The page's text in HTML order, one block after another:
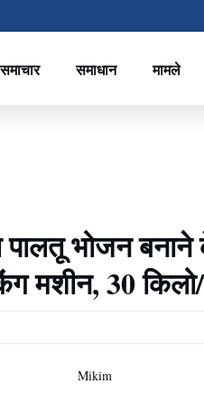
समाचार समाधान मामले
पालतू भोजन
मशीन, 30
Mikim